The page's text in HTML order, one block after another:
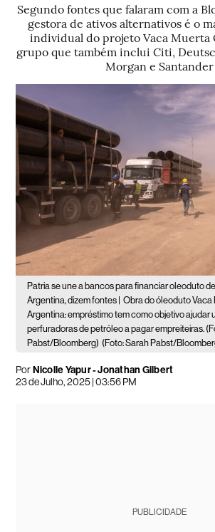
Segundo fontes que falaram com a
gestora de ativos alternativos é o
individual do projeto Vaca Muerta
grupo que também inclui Citi,
Morgan e Santander
Patria se une a bancos para financiar oleoduto
Argentina, dizem fontes |
Obra do óleoduto Vaca
Argentina: empréstimo tem como objetivo ajudar
perfuradoras de petróleo a pagar empreiteiras.
Pabst/Bloomberg) (Foto: Sarah Pabst/
PorNicolle Yapur - Jonathan Gilbert
23 de Julho, 2025 | 03:56 PM
PUBLICIDADE